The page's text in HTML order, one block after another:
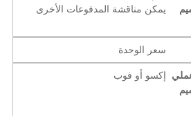
يمكن مناقشة المدفوعات الأخرى
سعر الوحدة
إكسو أو فوب